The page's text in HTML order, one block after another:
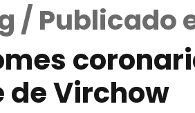
/ Publicado
de Virchow